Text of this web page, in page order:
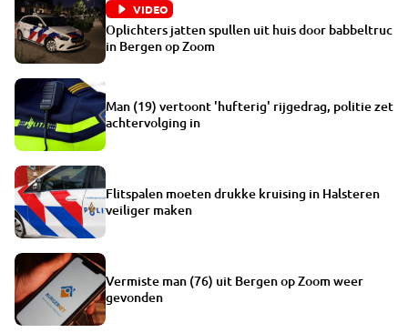
VIDEO
Oplichters jatten spullen uit huis door babbeltruc
in Bergen op Zoom
Man (19) vertoont 'hufterig' rijgedrag, politie zet
achtervolging in
Flitspalen moeten drukke kruising in Halsteren
veiliger maken
Vermiste man (76) uit Bergen op Zoom weer
gevonden